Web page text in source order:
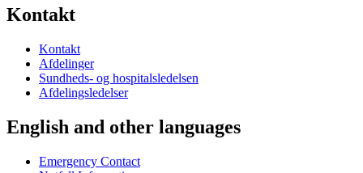
Kontakt
Kontakt
Afdelinger
Sundheds- og hospitalsledelsen
Afdelingsledelser
English and other languages
Emergency Contact